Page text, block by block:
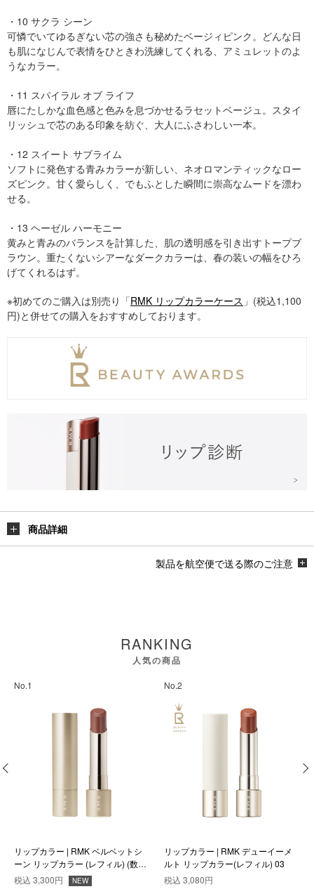
・10 サクラ シーン
可憐でいてゆるぎない芯の強さも秘めたベージィピンク。どんな日
も肌になじんで表情をひときわ洗練してくれる、アミュレットのよ
うなカラー。
・11 スパイラル オブ ライフ
唇にたしかな血色感と色みを息づかせるラセットベージュ。スタイ
リッシュで芯のある印象を紡ぐ、大人にふさわしい一本。
・12 スイート サブライム
ソフトに発色する青みカラーが新しい、ネオロマンティックなロー
ズピンク。甘く愛らしく、でもふとした瞬間に崇高なムードを漂わ
せる。
・13 ヘーゼル ハーモニー
黄みと青みのバランスを計算した、肌の透明感を引き出すトープブ
ラウン。重たくないシアーなダークカラーは、春の装いの幅をひろ
げてくれるはず。
※初めてのご購入は別売り「RMK リップカラーケース 」(税込1,100
円)と併せての購入をおすすめしております。
商品詳細
製品を航空便で送る際のご注意
RANKING
人気の商品
No.1
リップカラー | RMK ベルベットシ
ーン リップカラー (レフィル) (数量
限定色) EX-06
税込 3,300円 NEW
No.2
リップカラー | RMK デューイーメ
ルト リップカラー(レフィル) 03
税込 3,080円